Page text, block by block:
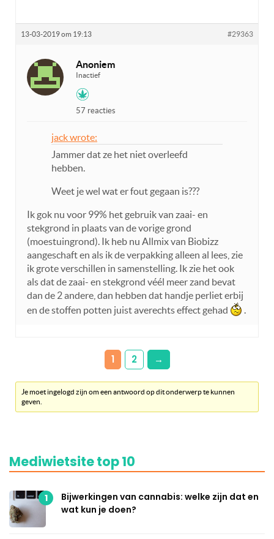
13-03-2019 om 19:13 #29363
Anoniem
Inactief
57 reacties
jack wrote:
Jammer dat ze het niet overleefd
hebben.
Weet je wel wat er fout gegaan is???
Ik gok nu voor 99% het gebruik van zaai- en
stekgrond in plaats van de vorige grond
(moestuingrond). Ik heb nu Allmix van Biobizz
aangeschaft en als ik de verpakking alleen al lees, zie
ik grote verschillen in samenstelling. Ik zie het ook
als dat de zaai- en stekgrond véél meer zand bevat
dan de 2 andere, dan hebben dat handje perliet erbij
en de stoffen potten juist averechts effect gehad
.
1 2 →
Je moet ingelogd zijn om een antwoord op dit onderwerp te kunnen
geven.
Mediwietsite top 10
1
Bijwerkingen van cannabis: welke zijn dat en
wat kun je doen?